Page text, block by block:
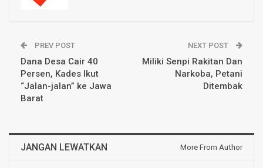
PREV POST
Dana Desa Cair 40
Persen, Kades Ikut
“Jalan-jalan” ke Jawa
Barat
NEXT POST
Miliki Senpi Rakitan Dan
Narkoba, Petani
Ditembak
JANGAN LEWATKAN More From Author